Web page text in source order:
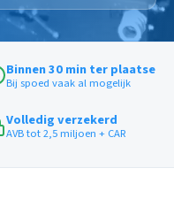
Binnen 30 min ter plaatse
Bij spoed vaak al mogelijk
Volledig verzekerd
AVB tot 2,5 miljoen + CAR